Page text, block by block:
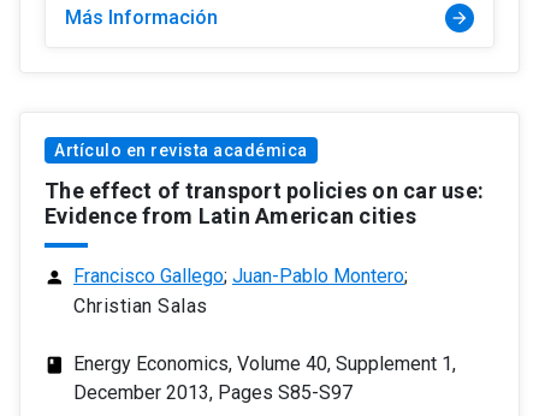
Más Información arrow_forward
Artículo en revista académica
The effect of transport policies on car use:
Evidence from Latin American cities
person Francisco Gallego; Juan-Pablo Montero;
Christian Salas
class
Energy Economics, Volume 40, Supplement 1,
December 2013, Pages S85-S97